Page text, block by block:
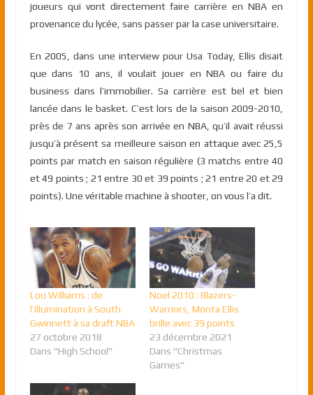
joueurs qui vont directement faire carrière en NBA en
provenance du lycée, sans passer par la case universitaire.
En 2005, dans une interview pour Usa Today, Ellis disait
que dans 10 ans, il voulait jouer en NBA ou faire du
business dans l’immobilier. Sa carrière est bel et bien
lancée dans le basket. C’est lors de la saison 2009-2010,
près de 7 ans après son arrivée en NBA, qu’il avait réussi
jusqu’à présent sa meilleure saison en attaque avec 25,5
points par match en saison régulière (3 matchs entre 40
et 49 points ; 21 entre 30 et 39 points ; 21 entre 20 et 29
points). Une véritable machine à shooter, on vous l’a dit.
Lou Williams : de
l’illumination à South
Gwinnett à sa draft NBA
27 octobre 2018
Dans "High School"
Noel 2010 : Blazers-
Warriors, Monta Ellis
brille avec 39 points
23 décembre 2021
Dans "Christmas
Games"